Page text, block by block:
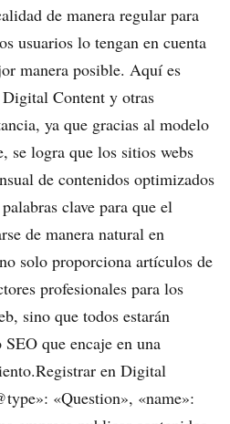
de manera regular para
usuarios lo tengan en cuenta
manera posible. Aquí es
Content y otras
ya que gracias al modelo
se logra que los sitios webs
de contenidos optimizados
clave para que el
de manera natural en
solo proporciona artículos de
profesionales para los
sino que todos estarán
que encaje en una
en Digital
«Question», «name»: